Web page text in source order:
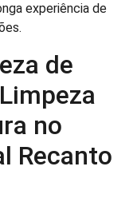
experiência de
de
no
Recanto